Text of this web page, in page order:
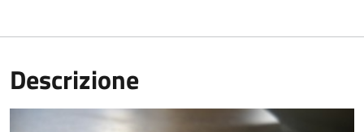
Descrizione